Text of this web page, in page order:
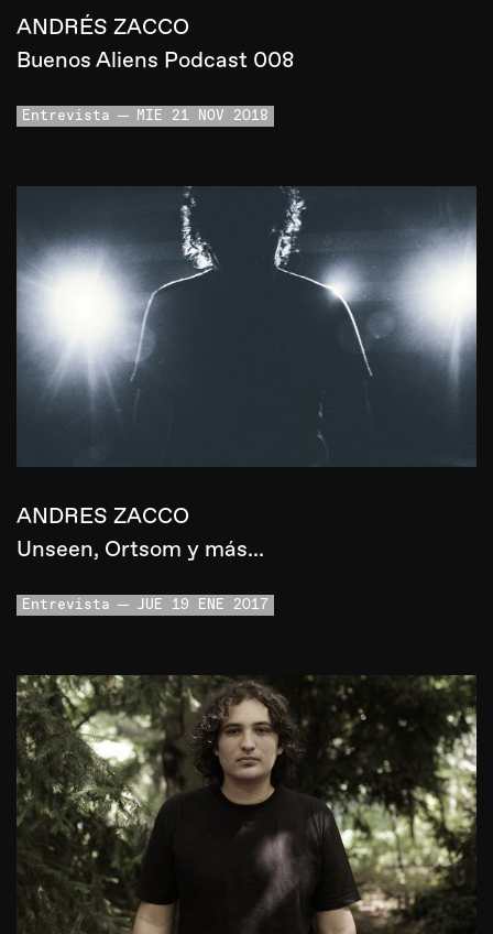
ANDRÉS ZACCO
Buenos Aliens Podcast 008
Entrevista MIE 21 NOV 2018
ANDRES ZACCO
Unseen, Ortsom y más...
Entrevista JUE 19 ENE 2017